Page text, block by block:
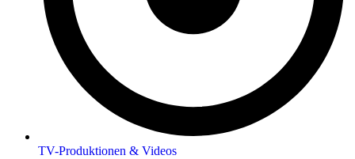
TV-Produktionen & Videos